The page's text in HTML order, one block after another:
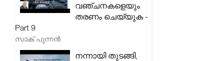
വഞ്ചനകളെയും
തരണം ചെയ്യുക -
Part 9
സാക് പുന്നൻ
നന്നായി തുടങ്ങി,